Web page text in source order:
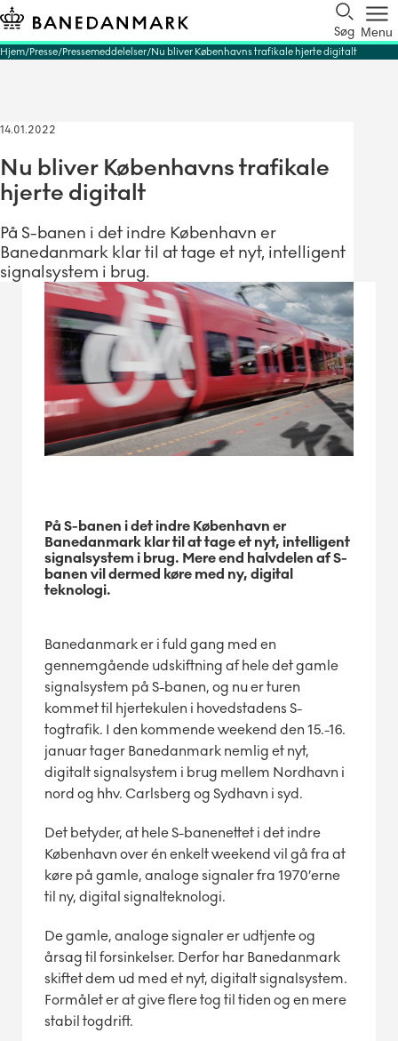
Søg Menu
Hjem Presse Pressemeddelelser Nu bliver Københavns trafikale hjerte digitalt
14.01.2022
Nu bliver Københavns trafikale
hjerte digitalt
På S-banen i det indre København er
Banedanmark klar til at tage et nyt, intelligent
signalsystem i brug.
På S-banen i det indre København er
Banedanmark klar til at tage et nyt, intelligent
signalsystem i brug. Mere end halvdelen af S-
banen vil dermed køre med ny, digital
teknologi.
Banedanmark er i fuld gang med en
gennemgående udskiftning af hele det gamle
signalsystem på S-banen, og nu er turen
kommet til hjertekulen i hovedstadens S-
togtrafik. I den kommende weekend den 15.-16.
januar tager Banedanmark nemlig et nyt,
digitalt signalsystem i brug mellem Nordhavn i
nord og hhv. Carlsberg og Sydhavn i syd.
Det betyder, at hele S-banenettet i det indre
København over én enkelt weekend vil gå fra at
køre på gamle, analoge signaler fra 1970’erne
til ny, digital signalteknologi.
De gamle, analoge signaler er udtjente og
årsag til forsinkelser. Derfor har Banedanmark
skiftet dem ud med et nyt, digitalt signalsystem.
Formålet er at give flere tog til tiden og en mere
stabil togdrift.